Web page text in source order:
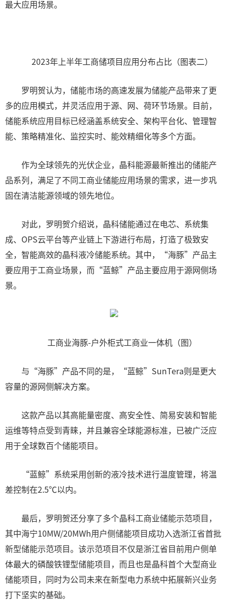
最大应用场景。
2023年上半年工商储项目应用分布占比（图表二）
罗明贺认为，储能市场的高速发展为储能产品带来了更
多的应用模式，并灵活应用于源、网、荷环节场景。目前，
储能系统应用目标已经涵盖系统安全、架构平台化、管理智
能、策略精准化、监控实时、能效精细化等多个方面。
作为全球领先的光伏企业，晶科能源最新推出的储能产
品系列，满足了不同工商业储能应用场景的需求，进一步巩
固在清洁能源领域的领先地位。
对此，罗明贺介绍说，晶科储能通过在电芯、系统集
成、OPS云平台等产业链上下游进行布局，打造了极致安
全，智能高效的晶科液冷储能系统。其中，“海豚”产品主
要应用于工商业场景，而“蓝鲸”产品主要应用于源网侧场
景。
工商业海豚-户外柜式工商业一体机（图）
与“海豚”产品不同的是，“蓝鲸”SunTera则是更大
容量的源网侧解决方案。
这款产品以其高能量密度、高安全性、简易安装和智能
运维等特点受到青睐，并且兼容全球能源标准，已被广泛应
用于全球数百个储能项目。
“蓝鲸”系统采用创新的液冷技术进行温度管理，将温
差控制在2.5℃以内。
最后，罗明贺还分享了多个晶科工商业储能示范项目，
其中海宁10MW/20MWh用户侧储能项目成功入选浙江省首批
新型储能示范项目。该示范项目不仅是浙江省目前用户侧单
体最大的磷酸铁锂型储能项目，而且也是晶科首个大型商业
储能项目，同时为公司未来在新型电力系统中拓展新兴业务
打下坚实的基础。